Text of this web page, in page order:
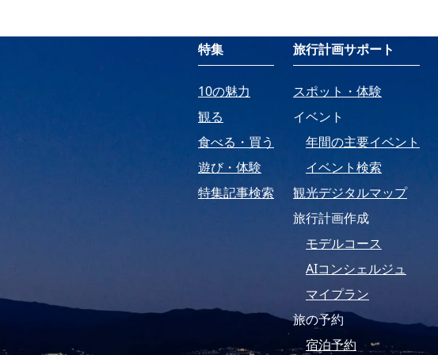
特集
10の魅力
観る
食べる・買う
遊び・体験
特集記事検索
旅行計画サポート
スポット・体験
イベント
年間の主要イベント
イベント検索
観光デジタルマップ
旅行計画作成
モデルコース
AIコンシェルジュ
マイプラン
旅の予約
宿泊予約